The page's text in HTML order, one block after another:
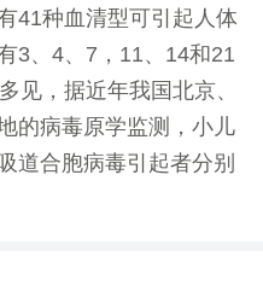
41种血清型可引起人体
3、4、7，11、14和21
见，据近年我国北京、
的病毒原学监测，小儿
道合胞病毒引起者分别